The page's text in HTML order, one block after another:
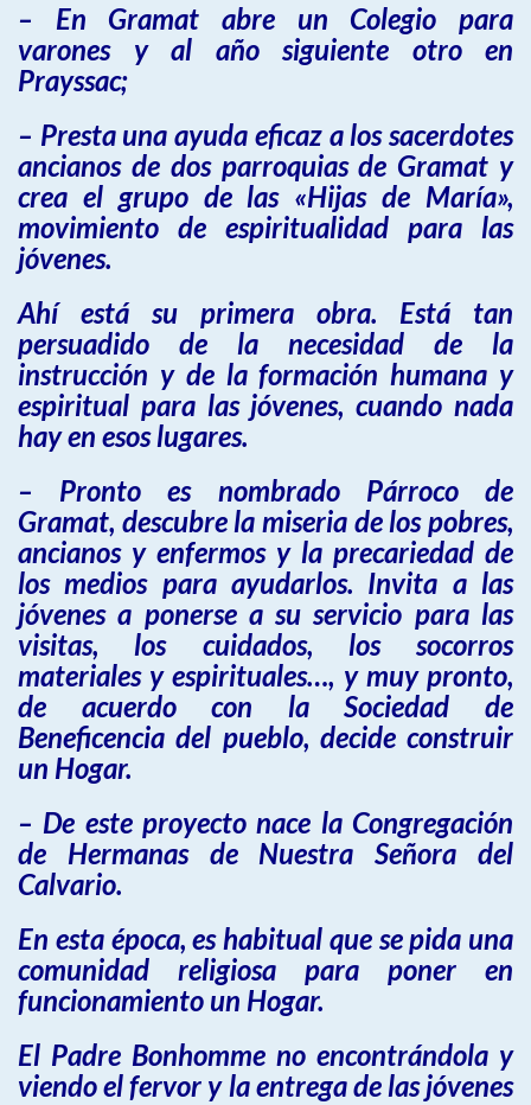
– En Gramat abre un Colegio para
varones y al año siguiente otro en
Prayssac;
– Presta una ayuda eficaz a los sacerdotes
ancianos de dos parroquias de Gramat y
crea el grupo de las «Hijas de María»,
movimiento de espiritualidad para las
jóvenes.
Ahí está su primera obra. Está tan
persuadido de la necesidad de la
instrucción y de la formación humana y
espiritual para las jóvenes, cuando nada
hay en esos lugares.
– Pronto es nombrado Párroco de
Gramat, descubre la miseria de los pobres,
ancianos y enfermos y la precariedad de
los medios para ayudarlos. Invita a las
jóvenes a ponerse a su servicio para las
visitas, los cuidados, los socorros
materiales y espirituales…, y muy pronto,
de acuerdo con la Sociedad de
Beneficencia del pueblo, decide construir
un Hogar.
– De este proyecto nace la Congregación
de Hermanas de Nuestra Señora del
Calvario.
En esta época, es habitual que se pida una
comunidad religiosa para poner en
funcionamiento un Hogar.
El Padre Bonhomme no encontrándola y
viendo el fervor y la entrega de las jóvenes